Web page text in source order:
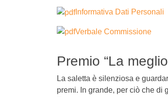
Informativa Dati Personali
Verbale Commissione
Premio “La
La saletta è silenziosa e
premi. In grande, per ciò che di